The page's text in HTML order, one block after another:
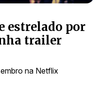
estrelado por
trailer
na Netflix